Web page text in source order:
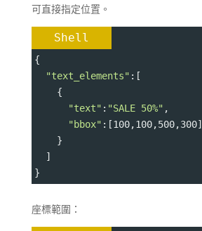
可直接指定位置。
Shell
{
"text_elements" :[
    {
"text" : "SALE 50%" ,
"bbox" :[100,100,500,300]
    }
  ]
}
座標範圍：